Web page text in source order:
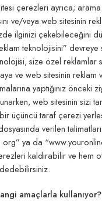
çerezleri ayrıca; arama
ve/veya web sitesinin
ilginizi çekebileceğini
teknolojisini” devreye
size özel reklamlar
ve web sitesinin reklam
yaptığınız önceki
web sitesinin sizi
bir üçüncü taraf çerezi
dosyasında verilen
ya da
kaldırabilir ve hem
amaçlarla kullanıyor?